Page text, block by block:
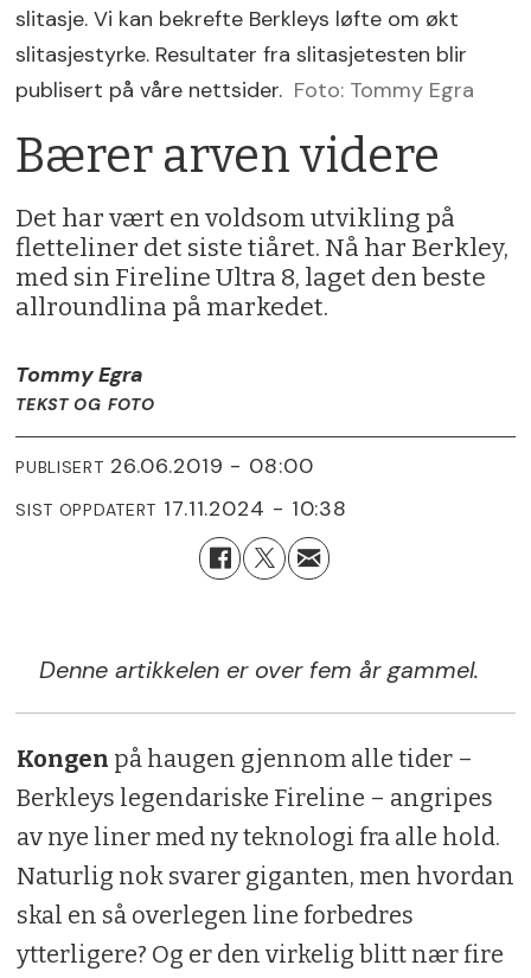
slitasje. Vi kan bekrefte Berkleys løfte om økt
slitasjestyrke. Resultater fra slitasjetesten blir
publisert på våre nettsider. Foto: Tommy Egra
Bærer arven videre
Det har vært en voldsom utvikling på
fletteliner det siste tiåret. Nå har Berkley,
med sin Fireline Ultra 8, laget den beste
allroundlina på markedet.
Tommy Egra
TEKST OG FOTO
PUBLISERT 26.06.2019 - 08:00
SIST OPPDATERT 17.11.2024 - 10:38
Denne artikkelen er over fem år gammel.
Kongen på haugen gjennom alle tider –
Berkleys legendariske Fireline – angripes
av nye liner med ny teknologi fra alle hold.
Naturlig nok svarer giganten, men hvordan
skal en så overlegen line forbedres
ytterligere? Og er den virkelig blitt nær fire